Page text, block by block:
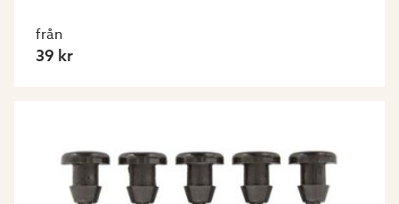
från
39 kr